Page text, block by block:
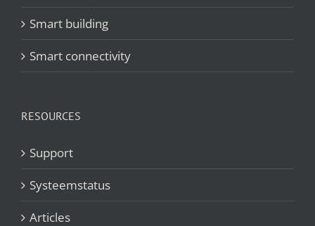
Smart building
Smart connectivity
RESOURCES
Support
Systeemstatus
Articles